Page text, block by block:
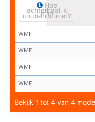
Hoe
achterhaal ik
mijn
modelnummer?
WMF
WMF
WMF
WMF
Bekijk 1 tot 4 van 4